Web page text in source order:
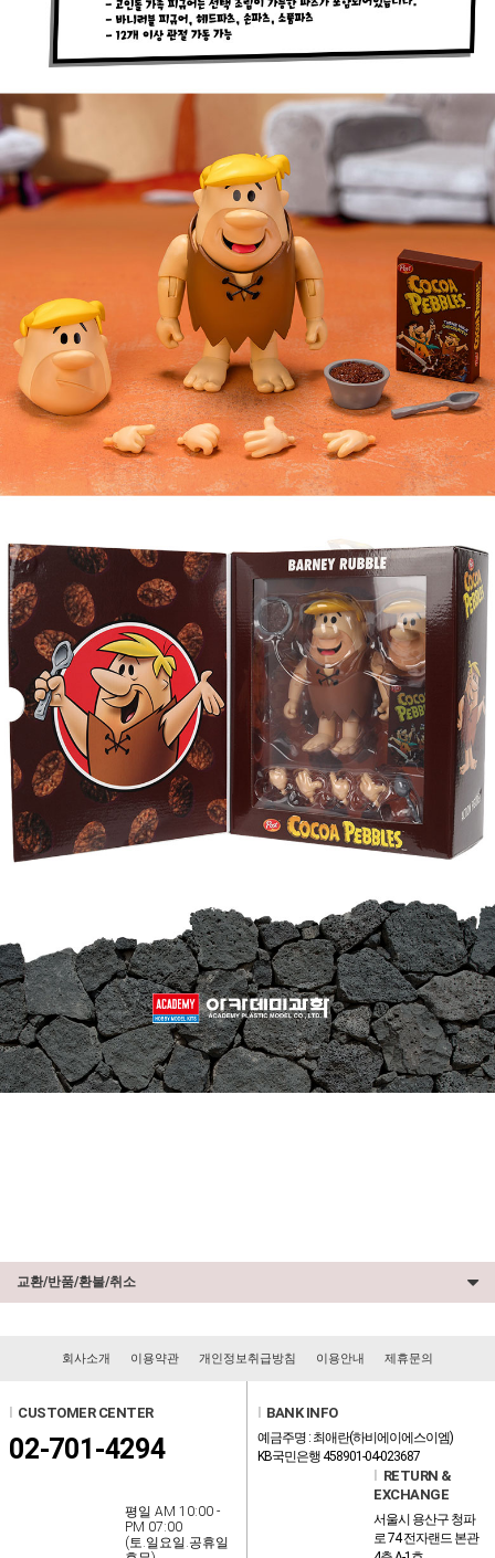
교환/반품/환불/취소
회사소개 이용약관 개인정보취급방침 이용안내 제휴문의
CUSTOMER CENTER
02-701-4294
평일 AM 10:00 -
PM 07:00
(토.일요일.공휴일
BANK INFO
예금주명 : 최애란(하비에이에스이엠)
KB국민은행 458901-04-023687
RETURN &
EXCHANGE
서울시 용산구 청파
로 74 전자랜드 본관